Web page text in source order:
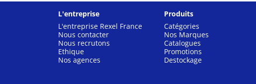
L'entreprise
L'entreprise Rexel France
Nous contacter
Nous recrutons
Ethique
Nos agences
Produits
Catégories
Nos Marques
Catalogues
Promotions
Destockage